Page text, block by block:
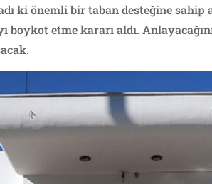
ki önemli bir taban desteğine sahip
boykot etme kararı aldı.